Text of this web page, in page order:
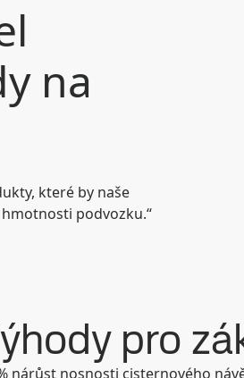
na
které by naše
podvozku.“
pro
nárůst nosnosti cisternového